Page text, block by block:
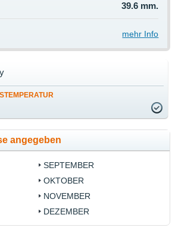
39.6 mm.
mehr Info
angegeben
SEPTEMBER
OKTOBER
NOVEMBER
DEZEMBER